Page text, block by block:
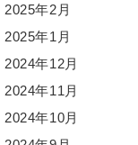
2025年2月
2025年1月
2024年12月
2024年11月
2024年10月